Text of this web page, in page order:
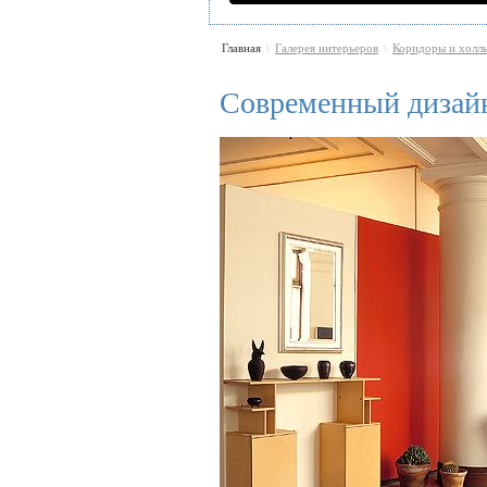
Главная \ Галерея интерьеров \ Коридоры и
Современный